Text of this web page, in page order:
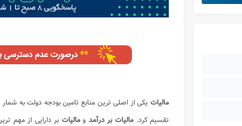
مالیاتیکی از اصلی ترین منابع تامین بودجه دولت به
تقسیم کرد.مالیات بر درآمد ومالیات بر دارایی از مهم